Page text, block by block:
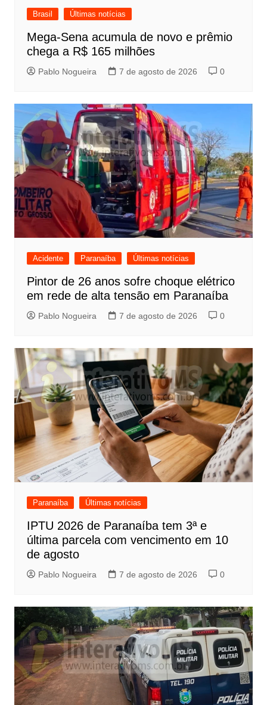
Brasil Últimas notícias
Mega-Sena acumula de novo e prêmio
chega a R$ 165 milhões
Pablo Nogueira 7 de agosto de 2026 0
Acidente Paranaíba Últimas notícias
Pintor de 26 anos sofre choque elétrico
em rede de alta tensão em Paranaíba
Pablo Nogueira 7 de agosto de 2026 0
Paranaíba Últimas notícias
IPTU 2026 de Paranaíba tem 3ª e
última parcela com vencimento em 10
de agosto
Pablo Nogueira 7 de agosto de 2026 0